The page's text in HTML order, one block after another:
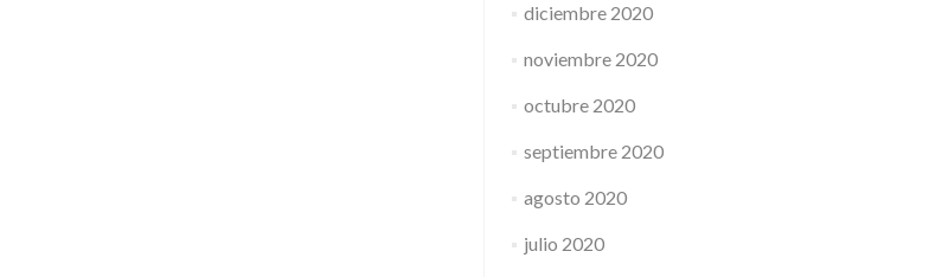
diciembre 2020
noviembre 2020
octubre 2020
septiembre 2020
agosto 2020
julio 2020